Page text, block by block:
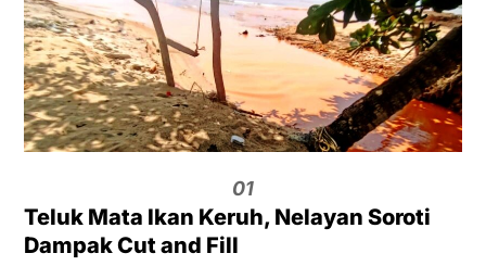
01
Teluk Mata Ikan Keruh, Nelayan Soroti
Dampak Cut and Fill